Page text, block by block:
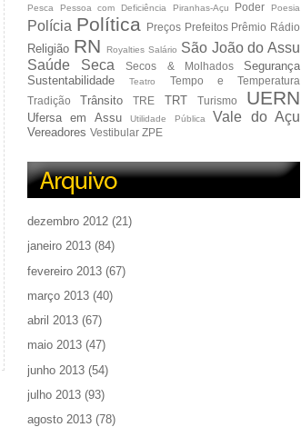
Pesca
Pessoa com Deficiência Piranhas-Açu Poder Poesia
Polícia Política Preços Prefeitos Prêmio Rádio
Religião RN Royalties Salário São João do Assu
Saúde
Seca Secos & Molhados
Segurança
Sustentabilidade
Teatro
Tempo e Temperatura
Tradição
Trânsito TRE TRT Turismo UERN
Ufersa em Assu Utilidade Pública Vale do Açu
Vereadores Vestibular ZPE
dezembro 2012 (21)
janeiro 2013 (84)
fevereiro 2013 (67)
março 2013 (40)
abril 2013 (67)
maio 2013 (47)
junho 2013 (54)
julho 2013 (93)
agosto 2013 (78)